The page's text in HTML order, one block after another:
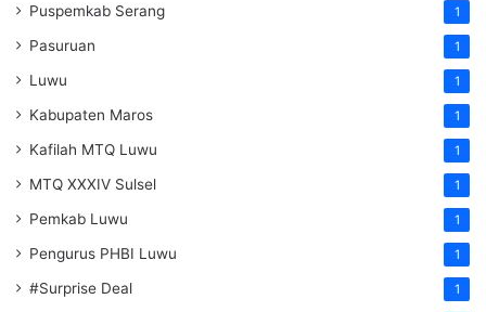
Puspemkab Serang 1
Pasuruan 1
Luwu 1
Kabupaten Maros 1
Kafilah MTQ Luwu 1
MTQ XXXIV Sulsel 1
Pemkab Luwu 1
Pengurus PHBI Luwu 1
#Surprise Deal 1